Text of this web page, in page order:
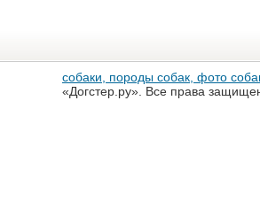
собаки, породы собак, фото
«Догстер.ру». Все права